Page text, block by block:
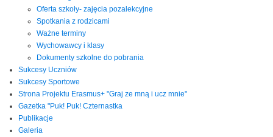
Oferta szkoły- zajęcia pozalekcyjne
Spotkania z rodzicami
Ważne terminy
Wychowawcy i klasy
Dokumenty szkolne do pobrania
Sukcesy Uczniów
Sukcesy Sportowe
Strona Projektu Erasmus+ "Graj ze mną i ucz mnie"
Gazetka "Puk! Puk! Czternastka
Publikacje
Galeria